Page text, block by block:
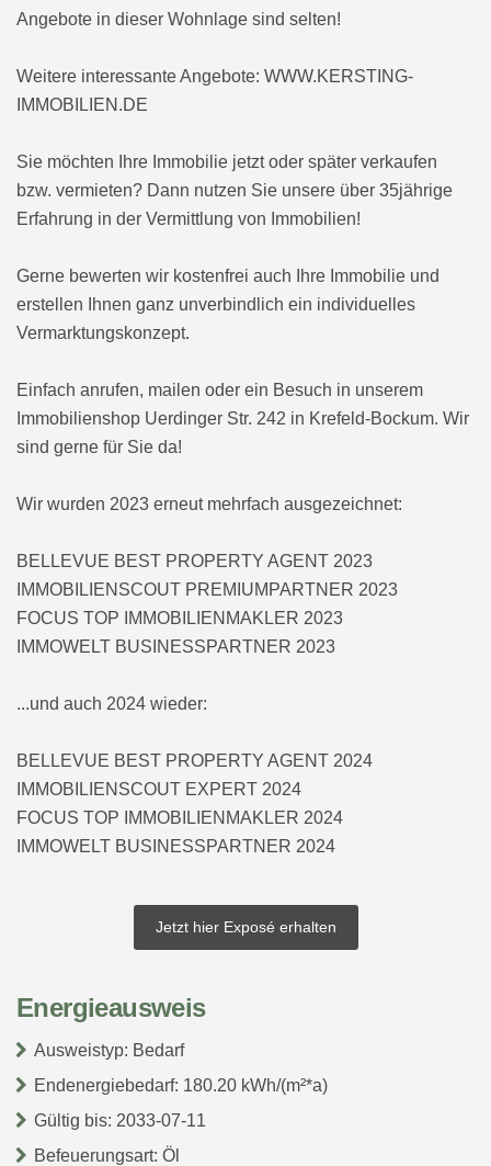
Angebote in dieser Wohnlage sind selten!
Weitere interessante Angebote: WWW.KERSTING-
IMMOBILIEN.DE
Sie möchten Ihre Immobilie jetzt oder später verkaufen
bzw. vermieten? Dann nutzen Sie unsere über 35jährige
Erfahrung in der Vermittlung von Immobilien!
Gerne bewerten wir kostenfrei auch Ihre Immobilie und
erstellen Ihnen ganz unverbindlich ein individuelles
Vermarktungskonzept.
Einfach anrufen, mailen oder ein Besuch in unserem
Immobilienshop Uerdinger Str. 242 in Krefeld-Bockum. Wir
sind gerne für Sie da!
Wir wurden 2023 erneut mehrfach ausgezeichnet:
BELLEVUE BEST PROPERTY AGENT 2023
IMMOBILIENSCOUT PREMIUMPARTNER 2023
FOCUS TOP IMMOBILIENMAKLER 2023
IMMOWELT BUSINESSPARTNER 2023
...und auch 2024 wieder:
BELLEVUE BEST PROPERTY AGENT 2024
IMMOBILIENSCOUT EXPERT 2024
FOCUS TOP IMMOBILIENMAKLER 2024
IMMOWELT BUSINESSPARTNER 2024
Jetzt hier Exposé erhalten
Energieausweis
Ausweistyp: Bedarf
Endenergiebedarf: 180.20 kWh/(m²*a)
Gültig bis: 2033-07-11
Befeuerungsart: Öl